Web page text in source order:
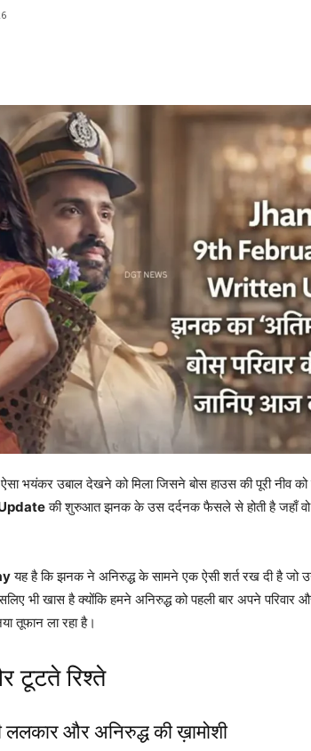
भयंकर उबाल देखने को मिला जिसने बोस हाउस की पूरी नीव को
की शुरुआत झनक के उस दर्दनक फैसले से होती है जहाँ
यह है कि झनक ने अनिरुद्ध के सामने एक ऐसी शर्त रख दी है जो
भी खास है क्योंकि हमने अनिरुद्ध को पहली बार अपने
तूफान ला रहा है।
टूटते रिश्ते
और अनिरुद्ध की ख़ामोशी